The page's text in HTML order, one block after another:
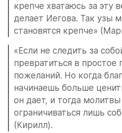
крепче хватаюсь за эту
делает Иегова. Так узы
становятся крепче»
«Если не следить за
превратиться в простое
пожеланий. Но когда
начинаешь больше
он дает, и тогда молитвы
ограничиваться лишь
(Кирилл).